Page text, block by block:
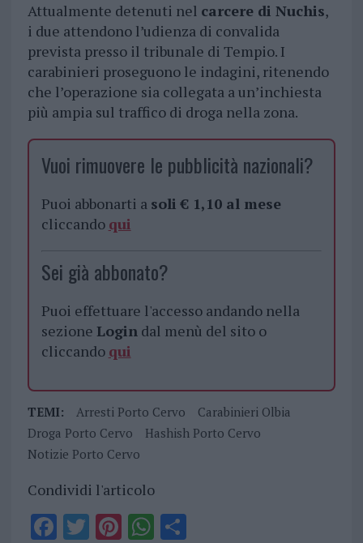
Attualmente detenuti nel carcere di Nuchis,
i due attendono l’udienza di convalida
prevista presso il tribunale di Tempio. I
carabinieri proseguono le indagini, ritenendo
che l’operazione sia collegata a un’inchiesta
più ampia sul traffico di droga nella zona.
Vuoi rimuovere le pubblicità nazionali?
Puoi abbonarti a soli € 1,10 al mese
cliccando qui
Sei già abbonato?
Puoi effettuare l'accesso andando nella
sezione Logindal menù del sito o
cliccando qui
TEMI: Arresti Porto Cervo
Carabinieri Olbia
Droga Porto Cervo
Hashish Porto Cervo
Notizie Porto Cervo
Condividi l'articolo
F T PiWS